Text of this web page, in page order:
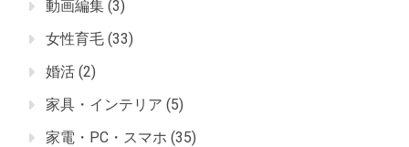
動画編集 (3)
女性育毛 (33)
婚活 (2)
家具・インテリア (5)
家電・PC・スマホ (35)